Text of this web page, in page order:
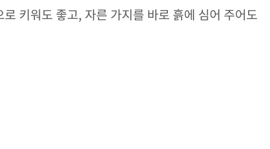
키워도 좋고, 자른 가지를 바로 흙에 심어 주어도